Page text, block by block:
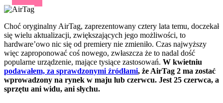
Choć oryginalny AirTag, zaprezentowany cztery lata temu, doczekał
się wielu aktualizacji, zwiększających jego możliwości, to
hardware’owo nic się od premiery nie zmieniło. Czas najwyższy
więc zaproponować coś nowego, zwłaszcza że to nadal dość
popularne urządzenie, mające tysiące zastosowań. W kwietniu
podawałem, za sprawdzonymi źródłami, że AirTag 2 ma zostać
wprowadzony na rynek w maju lub czerwcu. Jest 25 czerwca, a
sprzętu ani widu, ani słychu.